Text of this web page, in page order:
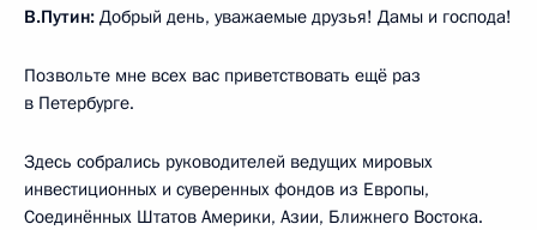
В.Путин: Добрый день, уважаемые друзья! Дамы и господа!
Позвольте мне всех вас приветствовать ещё раз
в Петербурге.
Здесь собрались руководителей ведущих мировых
инвестиционных и суверенных фондов из Европы,
Соединённых Штатов Америки, Азии, Ближнего Востока.